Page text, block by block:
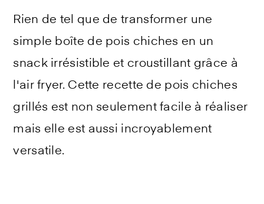
Rien de tel que de transformer une
simple boîte de pois chiches en un
snack irrésistible et croustillant grâce à
l'air fryer. Cette recette de pois chiches
grillés est non seulement facile à réaliser
mais elle est aussi incroyablement
versatile.